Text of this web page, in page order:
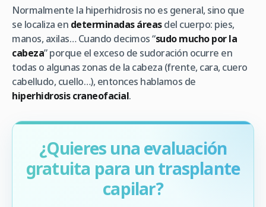
Normalmente la hiperhidrosis no es general, sino que
se localiza en determinadas áreasdel cuerpo: pies,
manos, axilas… Cuando decimos “sudo mucho por la
cabeza” porque el exceso de sudoración ocurre en
todas o algunas zonas de la cabeza (frente, cara, cuero
cabelludo, cuello…), entonces hablamos de
hiperhidrosis craneofacial.
¿Quieres una evaluación
gratuita para un trasplante
capilar?